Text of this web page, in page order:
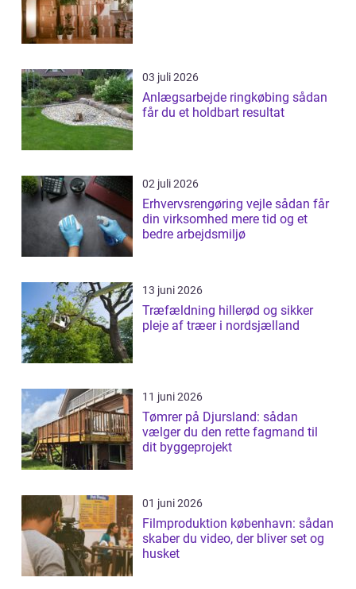
03 juli 2026
Anlægsarbejde ringkøbing sådan
får du et holdbart resultat
02 juli 2026
Erhvervsrengøring vejle sådan får
din virksomhed mere tid og et
bedre arbejdsmiljø
13 juni 2026
Træfældning hillerød og sikker
pleje af træer i nordsjælland
11 juni 2026
Tømrer på Djursland: sådan
vælger du den rette fagmand til
dit byggeprojekt
01 juni 2026
Filmproduktion københavn: sådan
skaber du video, der bliver set og
husket